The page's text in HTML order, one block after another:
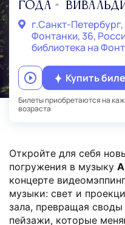
года»
Фонтанки, 36,
библиотека на
Купить
Билеты приобретаются на
возраста
Откройте для себя
погружения в музыку
концерте
музыки: свет и
зала, превращая
пейзажи, которые